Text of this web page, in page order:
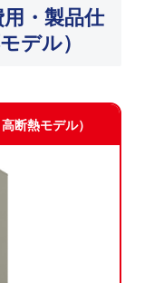
・製品仕
デル）
断熱モデル）